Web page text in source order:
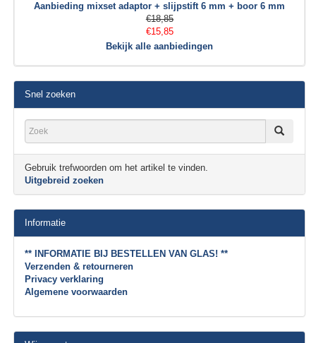
Aanbieding mixset adaptor + slijpstift 6 mm + boor 6 mm
€18,85
€15,85
Bekijk alle aanbiedingen
Snel zoeken
Gebruik trefwoorden om het artikel te vinden.
Uitgebreid zoeken
Informatie
** INFORMATIE BIJ BESTELLEN VAN GLAS! **
Verzenden & retourneren
Privacy verklaring
Algemene voorwaarden